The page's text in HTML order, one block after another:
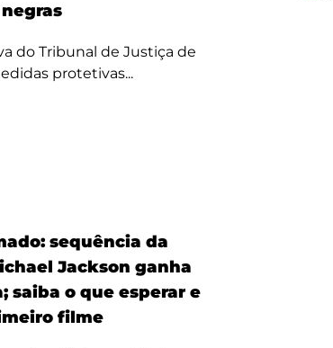
do Tribunal de Justiça de
protetivas...
sequência da
Jackson ganha
saiba o que esperar e
filme